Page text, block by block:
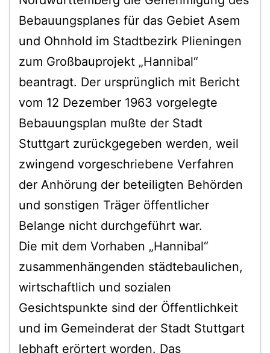
Bebauungsplanes für das Gebiet Asem
und Ohnhold im Stadtbezirk Plieningen
zum Großbauprojekt „Hannibal“
beantragt. Der ursprünglich mit Bericht
vom 12 Dezember 1963 vorgelegte
Bebauungsplan mußte der Stadt
Stuttgart zurückgegeben werden, weil
zwingend vorgeschriebene Verfahren
der Anhörung der beteiligten Behörden
und sonstigen Träger öffentlicher
Belange nicht durchgeführt war.
Die mit dem Vorhaben „Hannibal“
zusammenhängenden städtebaulichen,
wirtschaftlich und sozialen
Gesichtspunkte sind der Öffentlichkeit
und im Gemeinderat der Stadt Stuttgart
lebhaft erörtert worden. Das